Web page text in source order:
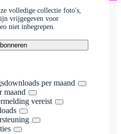
volledige collectie foto's,
vrijgegeven voor
niet inbegrepen.
per maand
maand
vereist